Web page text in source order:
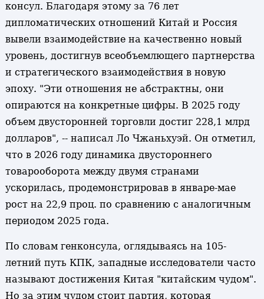
консул. Благодаря этому за 76 лет
дипломатических отношений Китай и Россия
вывели взаимодействие на качественно новый
уровень, достигнув всеобъемлющего партнерства
и стратегического взаимодействия в новую
эпоху. "Эти отношения не абстрактны, они
опираются на конкретные цифры. В 2025 году
объем двусторонней торговли достиг 228,1 млрд
долларов", -- написал Ло Чжаньхуэй. Он отметил,
что в 2026 году динамика двустороннего
товарооборота между двумя странами
ускорилась, продемонстрировав в январе-мае
рост на 22,9 проц. по сравнению с аналогичным
периодом 2025 года.
По словам генконсула, оглядываясь на 105-
летний путь КПК, западные исследователи часто
называют достижения Китая "китайским чудом".
Но за этим чудом стоит партия, которая